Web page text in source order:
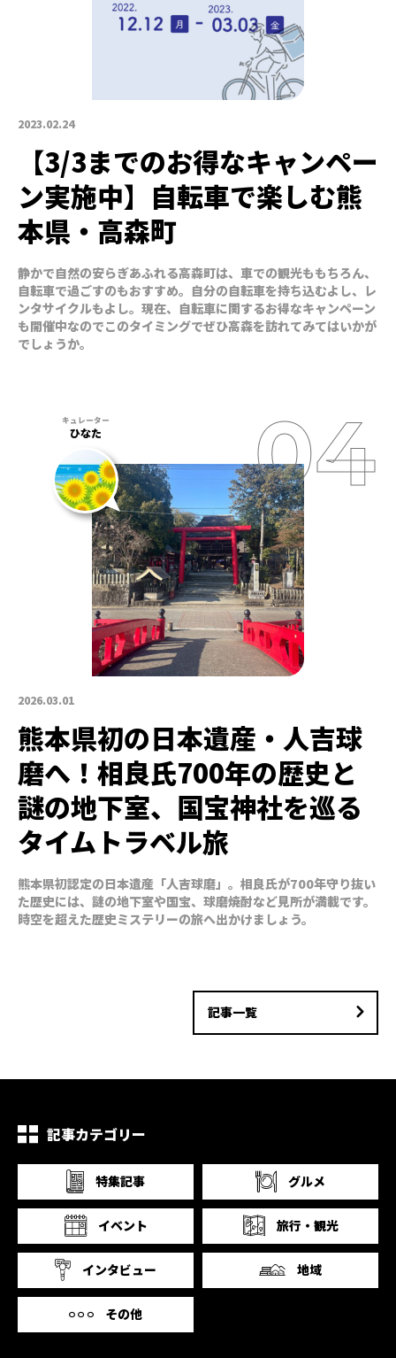
2023.02.24
【3/3までのお得なキャンペー
ン実施中】自転車で楽しむ熊
本県・高森町
静かで自然の安らぎあふれる高森町は、車での観光ももちろん、
自転車で過ごすのもおすすめ。自分の自転車を持ち込むよし、レ
ンタサイクルもよし。現在、自転車に関するお得なキャンペーン
も開催中なのでこのタイミングでぜひ高森を訪れてみてはいかが
でしょうか。
2026.03.01
ひなた
熊本県初の日本遺産・人吉球
磨へ！相良氏700年の歴史と
謎の地下室、国宝神社を巡る
タイムトラベル旅
熊本県初認定の日本遺産「人吉球磨」。相良氏が700年守り抜い
た歴史には、謎の地下室や国宝、球磨焼酎など見所が満載です。
時空を超えた歴史ミステリーの旅へ出かけましょう。
記事一覧
記事カテゴリー
特集記事 グルメ
イベント 旅行・観光
インタビュー 地域
その他